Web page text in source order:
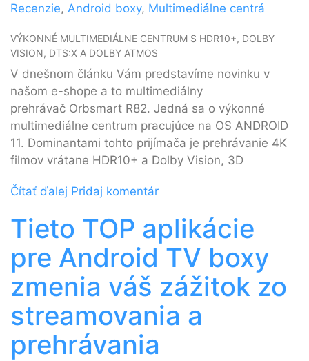
Recenzie, Android boxy, Multimediálne centrá
VÝKONNÉ MULTIMEDIÁLNE CENTRUM S HDR10+, DOLBY
VISION, DTS:X A DOLBY ATMOS
V dnešnom článku Vám predstavíme novinku v
našom e-shope a to multimediálny
prehrávač Orbsmart R82. Jedná sa o výkonné
multimediálne centrum pracujúce na OS ANDROID
11. Dominantami tohto prijímača je prehrávanie 4K
filmov vrátane HDR10+ a Dolby Vision, 3D
Čítať ďalej Pridaj komentár
Tieto TOP aplikácie
pre Android TV boxy
zmenia váš zážitok zo
streamovania a
prehrávania